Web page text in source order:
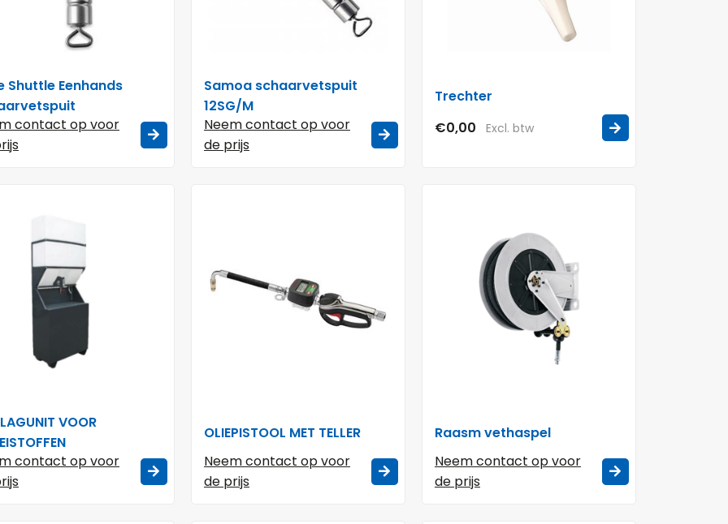
Shuttle Eenhands
contact op voor
Samoa schaarvetspuit
12SG/M
Neem contact op voor
de prijs
Trechter
€0,00
Excl. btw
VOOR
contact op voor
OLIEPISTOOL MET TELLER
Neem contact op voor
de prijs
Raasm vethaspel
Neem contact op voor
de prijs